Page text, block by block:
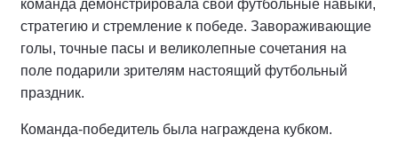
команда демонстрировала свои футбольные навыки,
стратегию и стремление к победе. Завораживающие
голы, точные пасы и великолепные сочетания на
поле подарили зрителям настоящий футбольный
праздник.
Команда-победитель была награждена кубком.